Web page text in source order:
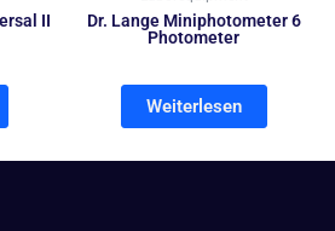
II
Dr. Lange Miniphotometer 6
Photometer
Weiterlesen